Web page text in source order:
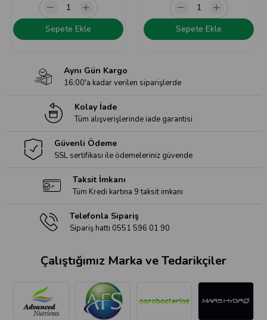
Sepete Ekle Sepete Ekle
Aynı Gün Kargo
16:00'a kadar verilen siparişlerde
Kolay İade
Tüm alışverişlerinde iade garantisi
Güvenli Ödeme
SSL sertifikası ile ödemeleriniz güvende
Taksit İmkanı
Tüm Kredi kartına 9 taksit imkanı
Telefonla Sipariş
Sipariş hattı 0551 596 01 90
Çalıştığımız Marka ve Tedarikçiler